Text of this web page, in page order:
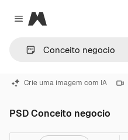
Close menu
Magnific
Crie uma imagem com IA
PSD Conceito negocio